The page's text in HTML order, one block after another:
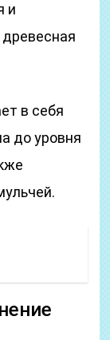
и
в себя
до уровня